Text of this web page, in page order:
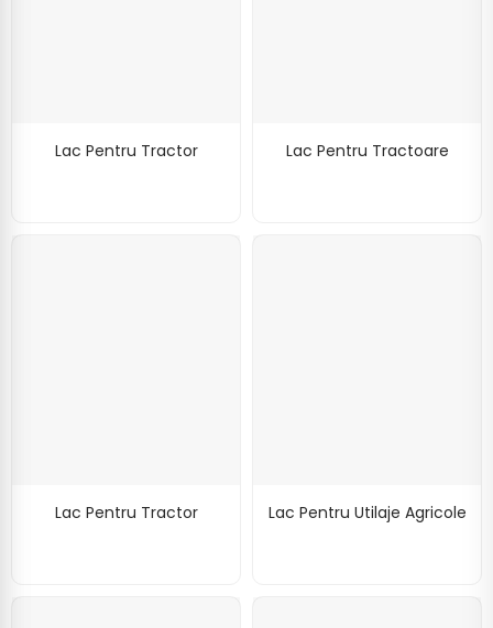
Lac Pentru Tractor Lac Pentru Tractoare
Lac Pentru Tractor Lac Pentru Utilaje Agricole